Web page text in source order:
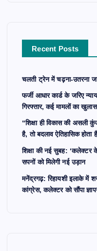
r
Recent Posts
चलती ट्रेन में चढ़ना-उतरना
फर्जी आधार कार्ड के जरिए
गिरफ्तार, कई मामलों का
“शिक्षा ही विकास की असली
है, तो बदलाव ऐतिहासिक होता
शिक्षा की नई सुबह: ‘कलेक्टर के
सपनों को मिलेगी नई उड़ान
मनेंद्रगढ़: रिहायशी इलाके में
कांग्रेस, कलेक्टर को सौंपा